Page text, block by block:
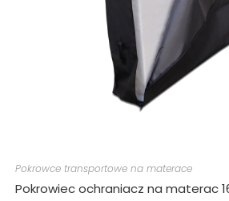
Pokrowce transportowe na materace
Pokrowiec ochraniacz na materac